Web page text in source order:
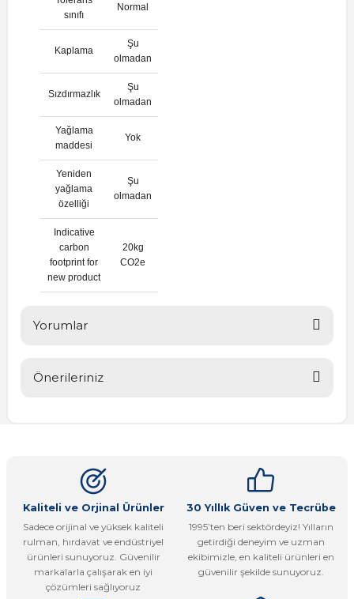
sınıfı
Normal
Kaplama
Şu
olmadan
Sızdırmazlık
Şu
olmadan
Yağlama
maddesi
Yok
Yeniden
yağlama
özelliği
Şu
olmadan
Indicative
carbon
footprint for
new product
20kg
CO2e
Yorumlar
Önerileriniz
Görüş ve önerileriniz için teşekkür ederiz.
Ürün resmi kalitesiz, bozuk veya görüntülenemiyor.
Ürün açıklamasında eksik bilgiler bulunuyor.
Ürün bilgilerinde hatalar bulunuyor.
Ürün fiyatı diğer sitelerden daha pahalı.
Kaliteli ve Orjinal Ürünler
Sadece orijinal ve yüksek kaliteli
rulman, hırdavat ve endüstriyel
ürünleri sunuyoruz. Güvenilir
markalarla çalışarak en iyi
çözümleri sağlıyoruz
30 Yıllık Güven ve Tecrübe
1995’ten beri sektördeyiz! Yılların
getirdiği deneyim ve uzman
ekibimizle, en kaliteli ürünleri en
güvenilir şekilde sunuyoruz.